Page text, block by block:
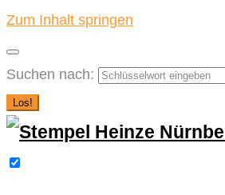
Zum Inhalt springen
Suchen nach:
Los!